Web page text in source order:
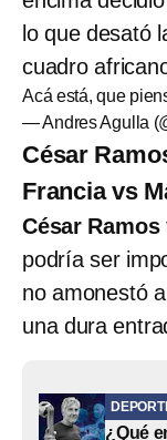
lo que desató
cuadro
Acá está, que
— Andres Agulla
César
Francia vs
César Ramos
podría ser
no amonestó
una dura
¿Qué